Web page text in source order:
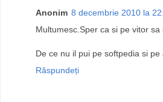
Anonim 8 decembrie 2010 la
Multumesc.Sper ca si pe vitor sa
De ce nu il pui pe softpedia si
Răspundeți